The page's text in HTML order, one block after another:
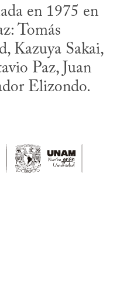
en 1975 en
Tomás
Kazuya Sakai,
Paz, Juan
Elizondo.